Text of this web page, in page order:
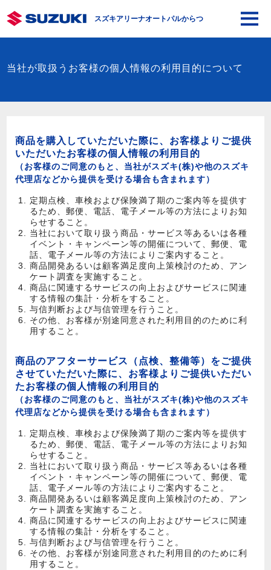
スズキアリーナオートパルからつ
当社が取扱うお客様の個人情報の利用目的について
商品を購入していただいた際に、お客様よりご提供
いただいたお客様の個人情報の利用目的
（お客様のご同意のもと、当社がスズキ(株)や他のスズキ
代理店などから提供を受ける場合も含まれます）
定期点検、車検および保険満了期のご案内等を提供す
るため、郵便、電話、電子メール等の方法によりお知
らせすること。
当社において取り扱う商品・サービス等あるいは各種
イベント・キャンペーン等の開催について、郵便、電
話、電子メール等の方法によりご案内すること。
商品開発あるいは顧客満足度向上策検討のため、アン
ケート調査を実施すること。
商品に関連するサービスの向上およびサービスに関連
する情報の集計・分析をすること。
与信判断および与信管理を行うこと。
その他、お客様が別途同意された利用目的のために利
用すること。
商品のアフターサービス（点検、整備等）をご提供
させていただいた際に、お客様よりご提供いただい
たお客様の個人情報の利用目的
（お客様のご同意のもと、当社がスズキ(株)や他のスズキ
代理店などから提供を受ける場合も含まれます）
定期点検、車検および保険満了期のご案内等を提供す
るため、郵便、電話、電子メール等の方法によりお知
らせすること。
当社において取り扱う商品・サービス等あるいは各種
イベント・キャンペーン等の開催について、郵便、電
話、電子メール等の方法によりご案内すること。
商品開発あるいは顧客満足度向上策検討のため、アン
ケート調査を実施すること。
商品に関連するサービスの向上およびサービスに関連
する情報の集計・分析をすること。
与信判断および与信管理を行うこと。
その他、お客様が別途同意された利用目的のために利
用すること。